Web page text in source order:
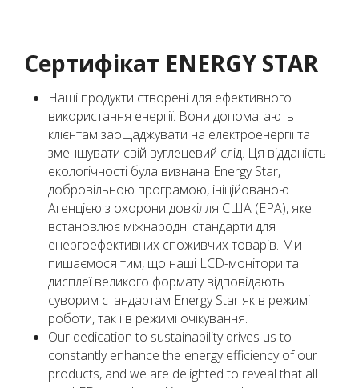
Сертифікат ENERGY STAR
Наші продукти створені для ефективного
використання енергії. Вони допомагають
клієнтам заощаджувати на електроенергії та
зменшувати свій вуглецевий слід. Ця відданість
екологічності була визнана Energy Star,
добровільною програмою, ініційованою
Агенцією з охорони довкілля США (EPA), яке
встановлює міжнародні стандарти для
енергоефективних споживчих товарів. Ми
пишаємося тим, що наші LCD-монітори та
дисплеї великого формату відповідають
суворим стандартам Energy Star як в режимі
роботи, так і в режимі очікування.
Our dedication to sustainability drives us to
constantly enhance the energy efficiency of our
products, and we are delighted to reveal that all